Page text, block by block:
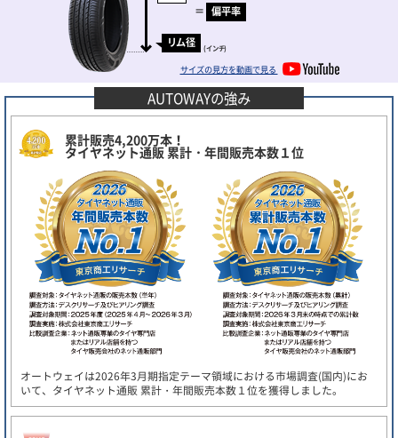
＝ 偏平率
リム径 (インチ)
サイズの見方を動画で見る
AUTOWAYの強み
累計販売4,200万本！
タイヤネット通販 累計・年間販売本数１位
オートウェイは2026年3月期指定テーマ領域における市場調査(国内)にお
いて、タイヤネット通販 累計・年間販売本数１位を獲得しました。